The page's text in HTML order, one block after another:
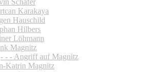
Karakaya
Hauschild
Hilbers
Löhmann
Magnitz
- - - Angriff auf Magnitz
Katrin Magnitz